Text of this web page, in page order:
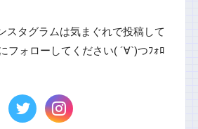
スタグラムは気まぐれで投稿して
フォローしてください( ´∀`)つﾌｫﾛ